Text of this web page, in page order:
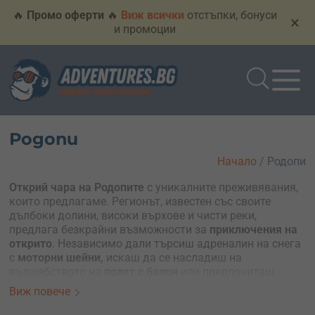
🔥 Промо оферти 🔥 Виж всички отстъпки, бонуси
и промоции
×
Родопи
Открий чара на Родопите с уникалните преживявания,
които предлагаме. Регионът, известен със своите
дълбоки долини, високи върхове и чисти реки,
предлага безкрайни възможности за приключения на
открито . Независимо дали търсиш адреналин на снега
с моторни шейни, искаш да се насладиш на
разходка сред природата, Родопите имат всичко това и
още повече.
Виж повече
Начало / Родопи